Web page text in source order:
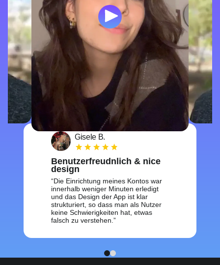
Gisele B.
Benutzerfreudnlich & nice
design
Die Einrichtung meines Kontos war
innerhalb weniger Minuten erledigt
und das Design der App ist klar
strukturiert, so dass man als Nutzer
keine Schwierigkeiten hat, etwas
falsch zu verstehen.
1 2